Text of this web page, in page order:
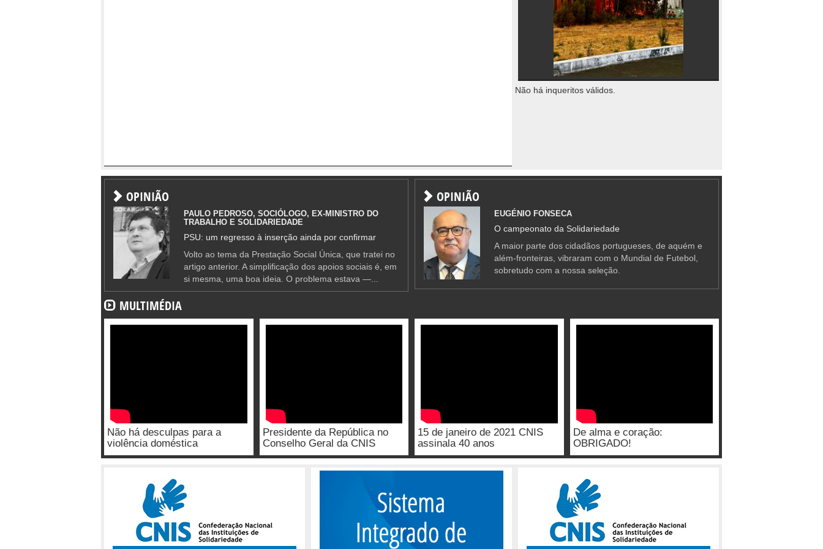
Não há inqueritos válidos.
OPINIÃO
PAULO PEDROSO, SOCIÓLOGO, EX-MINISTRO DO
TRABALHO E SOLIDARIEDADE
PSU: um regresso à inserção ainda por confirmar
Volto ao tema da Prestação Social Única, que tratei no
artigo anterior. A simplificação dos apoios sociais é, em
si mesma, uma boa ideia. O problema estava —...
OPINIÃO
EUGÉNIO FONSECA
O campeonato da Solidariedade
A maior parte dos cidadãos portugueses, de aquém e
além-fronteiras, vibraram com o Mundial de Futebol,
sobretudo com a nossa seleção.
MULTIMÉDIA
Não há desculpas para a
violência doméstica
Presidente da República no
Conselho Geral da CNIS
15 de janeiro de 2021 CNIS
assinala 40 anos
De alma e coração:
OBRIGADO!